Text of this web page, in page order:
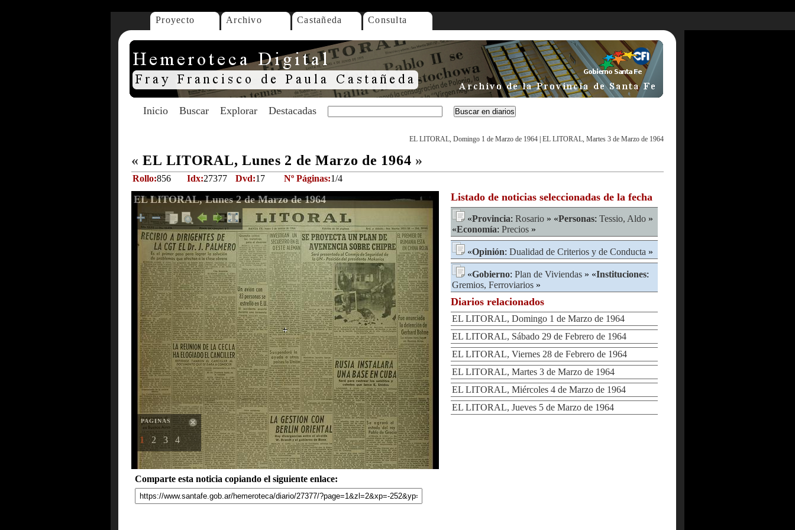
Proyecto Archivo Castañeda Consulta
Inicio Buscar Explorar Destacadas
EL LITORAL, Domingo 1 de Marzo de 1964 EL LITORAL, Martes 3 de Marzo de 1964
« EL LITORAL, Lunes 2 de Marzo de 1964 »
Rollo:856 Idx:27377 Dvd:17 Nº Páginas:1/4
EL LITORAL, Lunes 2 de Marzo de 1964
PAGINAS
1 2 3 4
Comparte esta noticia copiando el siguiente enlace:
Listado de noticias seleccionadas de la fecha
«Provincia: Rosario » «Personas: Tessio, Aldo »
«Economía: Precios »
«Opinión: Dualidad de Criterios y de Conducta »
«Gobierno: Plan de Viviendas » «Instituciones:
Gremios, Ferroviarios »
Diarios relacionados
EL LITORAL, Domingo 1 de Marzo de 1964
EL LITORAL, Sábado 29 de Febrero de 1964
EL LITORAL, Viernes 28 de Febrero de 1964
EL LITORAL, Martes 3 de Marzo de 1964
EL LITORAL, Miércoles 4 de Marzo de 1964
EL LITORAL, Jueves 5 de Marzo de 1964